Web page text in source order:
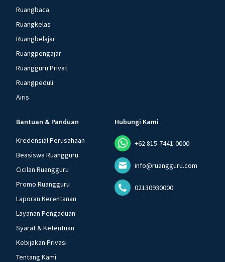
Ruangbaca
Ruangkelas
Ruangbelajar
Ruangpengajar
Ruangguru Privat
Ruangpeduli
Airis
Bantuan & Panduan
Kredensial Perusahaan
Beasiswa Ruangguru
Cicilan Ruangguru
Promo Ruangguru
Laporan Kerentanan
Layanan Pengaduan
Syarat & Ketentuan
Kebijakan Privasi
Tentang Kami
Hubungi Kami
+62 815-7441-0000
info@ruangguru.com
02130930000